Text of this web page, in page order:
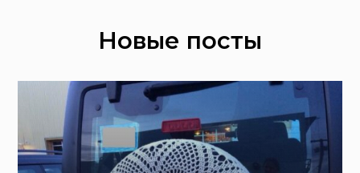
Новые посты